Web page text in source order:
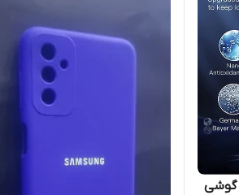
گوشی